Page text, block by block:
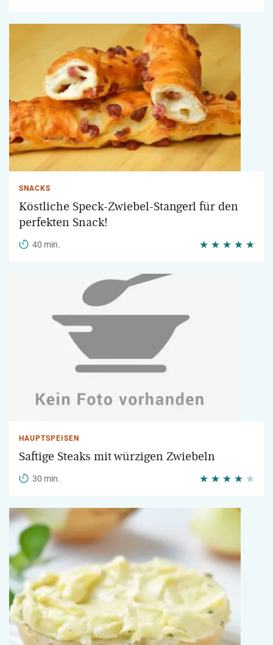
SNACKS
Köstliche Speck-Zwiebel-Stangerl für den
perfekten Snack!
40 min.
HAUPTSPEISEN
Saftige Steaks mit würzigen Zwiebeln
30 min.